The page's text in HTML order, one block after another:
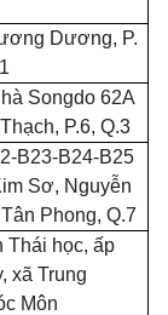
Dương, P.
Songdo 62A
Thạch, P.6, Q.3
B23-B24-B25
Sơ, Nguyễn
Phong, Q.7
Thái học, ấp
xã Trung
Môn